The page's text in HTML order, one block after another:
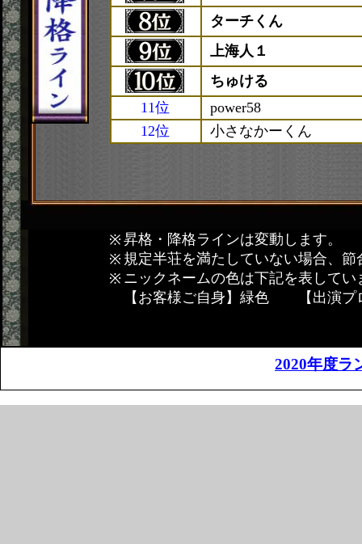
ターチくん
上海人１
ちゅける
11位
power58
12位
小さなかーくん
昇格・降格ラインは変動します。
規定半荘を満たしていない場合、
ニックネームの色は下記を表してい
【お客様ご自身】緑色 【出演
2020年度ラ